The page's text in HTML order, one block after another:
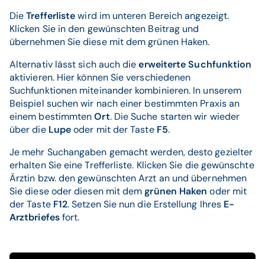
DieTrefferlistewird im unteren Bereich angezeigt.
Klicken Sie in den gewünschten Beitrag und
übernehmen Sie diese mit dem grünen Haken.
Alternativ lässt sich auch dieerweiterte Suchfunktion
aktivieren. Hier können Sie verschiedenen
Suchfunktionen miteinander kombinieren. In unserem
Beispiel suchen wir nach einer bestimmten Praxis an
einem bestimmtenOrt. Die Suche starten wir wieder
über die Lupeoder mit der Taste F5.
Je mehr Suchangaben gemacht werden, desto gezielter
erhalten Sie eine Trefferliste. Klicken Sie die gewünschte
Ärztin bzw. den gewünschten Arzt an und übernehmen
Sie diese oder diesen mit demgrünen Haken oder mit
der Taste F12. Setzen Sie nun die Erstellung Ihres E-
Arztbriefesfort.